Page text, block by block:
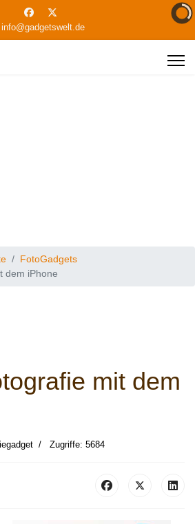
info@gadgetswelt.de
FotoGadgets
dem iPhone
mit dem
Zugriffe: 5684